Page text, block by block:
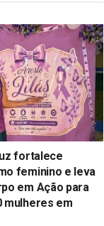
fortalece
feminino e leva
em Ação para
mulheres em